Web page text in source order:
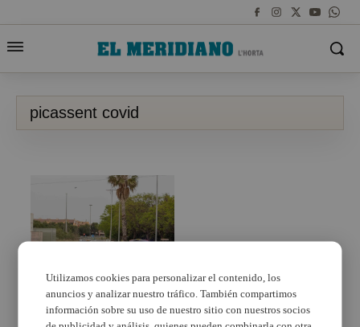
picassent covid
Reunió en Picassent
per acordar el reforç de
la vigilància en el
Utilizamos cookies para personalizar el contenido, los
anuncios y analizar nuestro tráfico. También compartimos
información sobre su uso de nuestro sitio con nuestros socios